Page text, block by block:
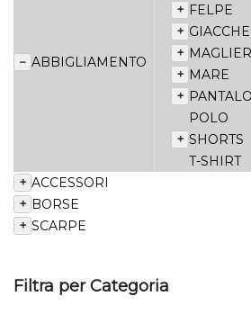
− ABBIGLIAMENTO
+ FELPE
+ GIACCHE
+
+ MARE
+
POLO
+ SHORTS
T-SHIRT
+ ACCESSORI
+ BORSE
+ SCARPE
Filtra per Categoria